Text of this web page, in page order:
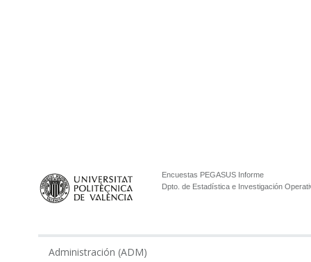
Encuestas PEGASUS Informe
Dpto. de Estadística e Investigación
Administración (ADM)